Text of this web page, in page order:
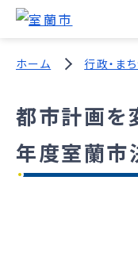
ホーム 行政・ま
都市計画を
年度室蘭市